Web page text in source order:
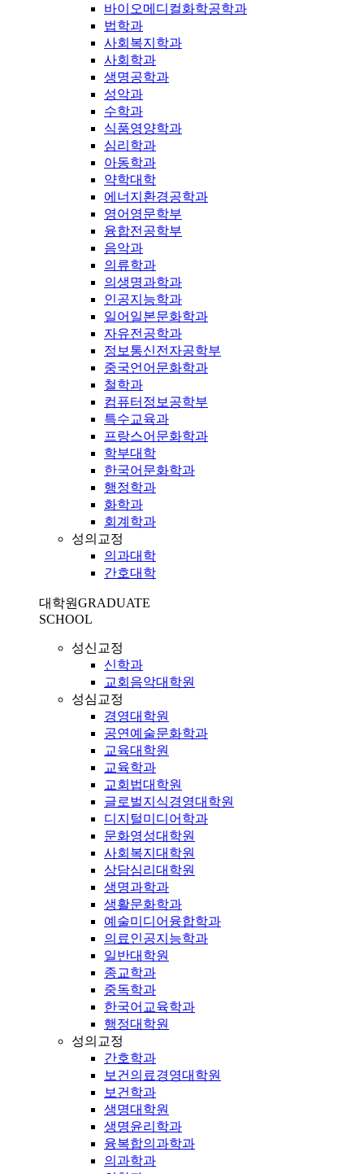
바이오메디컬화학공학과
법학과
사회복지학과
사회학과
생명공학과
성악과
수학과
식품영양학과
심리학과
아동학과
약학대학
에너지환경공학과
영어영문학부
융합전공학부
음악과
의류학과
의생명과학과
인공지능학과
일어일본문화학과
자유전공학과
정보통신전자공학부
중국언어문화학과
철학과
컴퓨터정보공학부
특수교육과
프랑스어문화학과
학부대학
한국어문화학과
행정학과
화학과
회계학과
성의교정
의과대학
간호대학
대학원GRADUATE
SCHOOL
성신교정
신학과
교회음악대학원
성심교정
경영대학원
공연예술문화학과
교육대학원
교육학과
교회법대학원
글로벌지식경영대학원
디지털미디어학과
문화영성대학원
사회복지대학원
상담심리대학원
생명과학과
생활문화학과
예술미디어융합학과
의료인공지능학과
일반대학원
종교학과
중독학과
한국어교육학과
행정대학원
성의교정
간호학과
보건의료경영대학원
보건학과
생명대학원
생명윤리학과
융복합의과학과
의과학과